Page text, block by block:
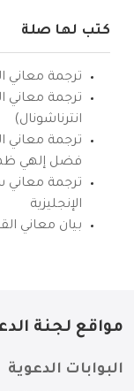
كتب لها صلة
ترجمة معاني
ترجمة معاني
انترناشونال)
ترجمة معاني
فضل إلهي
ترجمة معاني
الإنجليزية
بيان معاني
مواقع لجنة
البوابات الدعوية